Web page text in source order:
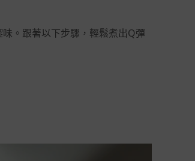
。跟著以下步驟，輕鬆煮出Q彈